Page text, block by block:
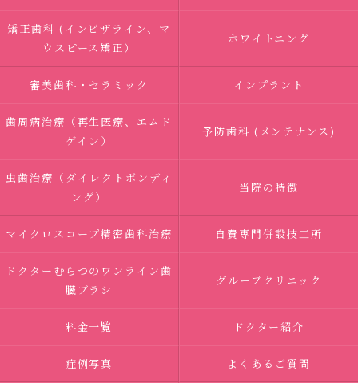
矯正歯科 (インビザライン、マ
ウスピース矯正）
ホワイトニング
審美歯科・セラミック インプラント
歯周病治療（再生医療、エムド
ゲイン）
予防歯科 (メンテナンス)
虫歯治療（ダイレクトボンディ
ング）
当院の特徴
マイクロスコープ精密歯科治療 自費専門併設技工所
ドクターむらつのワンライン歯
臓ブラシ
グループクリニック
料金一覧 ドクター紹介
症例写真 よくあるご質問